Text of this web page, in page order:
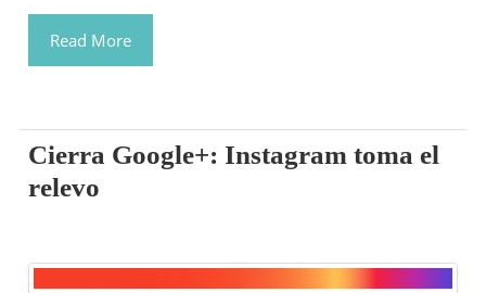
Read More
Cierra Google+: Instagram toma el
relevo